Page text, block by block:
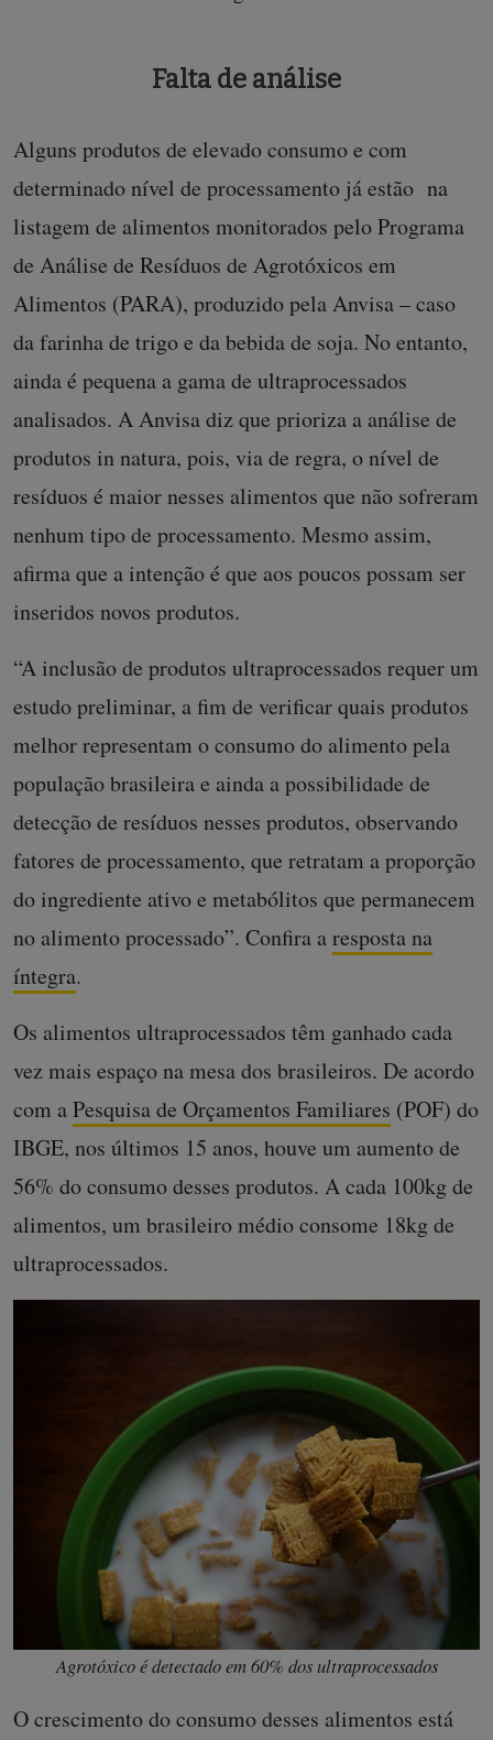
Falta de análise
Alguns produtos de elevado consumo e com
determinado nível de processamento já estão na
listagem de alimentos monitorados pelo Programa
de Análise de Resíduos de Agrotóxicos em
Alimentos (PARA), produzido pela Anvisa – caso
da farinha de trigo e da bebida de soja. No entanto,
ainda é pequena a gama de ultraprocessados
analisados. A Anvisa diz que prioriza a análise de
produtos in natura, pois, via de regra, o nível de
resíduos é maior nesses alimentos que não sofreram
nenhum tipo de processamento. Mesmo assim,
afirma que a intenção é que aos poucos possam ser
inseridos novos produtos.
“A inclusão de produtos ultraprocessados requer um
estudo preliminar, a fim de verificar quais produtos
melhor representam o consumo do alimento pela
população brasileira e ainda a possibilidade de
detecção de resíduos nesses produtos, observando
fatores de processamento, que retratam a proporção
do ingrediente ativo e metabólitos que permanecem
no alimento processado”. Confira aresposta na
íntegra.
Os alimentos ultraprocessados têm ganhado cada
vez mais espaço na mesa dos brasileiros. De acordo
com aPesquisa de Orçamentos Familiares (POF) do
IBGE, nos últimos 15 anos, houve um aumento de
56% do consumo desses produtos. A cada 100kg de
alimentos, um brasileiro médio consome 18kg de
ultraprocessados.
Agrotóxico é detectado em 60% dos ultraprocessados
O crescimento do consumo desses alimentos está